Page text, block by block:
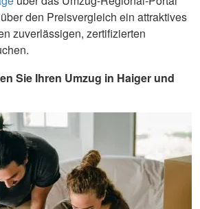
den Preisvergleich ein attraktives
zuverlässigen, zertifizierten
Sie Ihren Umzug in Haiger und